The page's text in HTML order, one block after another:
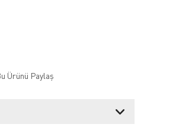
Ürünü Paylaş